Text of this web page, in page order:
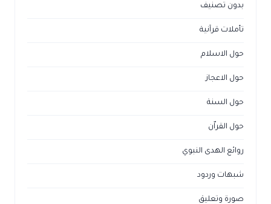
بدون تصنيف
تأملات قرآنية
حول الاسلام
حول الاعجاز
حول السنة
حول القراّن
روائع الهدى النبوي
شبهات وردود
صورة وتعليق